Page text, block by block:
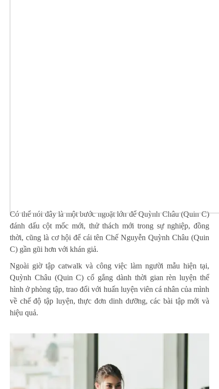
Có thể nói đây là một bước ngoặt lớn để Quỳnh Châu (Quin C)
đánh dấu cột mốc mới, thử thách mới trong sự nghiệp, đồng
thời, cũng là cơ hội để cái tên Chế Nguyễn Quỳnh Châu (Quin
C) gần gũi hơn với khán giả.
Ngoài giờ tập catwalk và công việc làm người mẫu hiện tại,
Quỳnh Châu (Quin C) cố gắng dành thời gian rèn luyện thể
hình ở phòng tập, trao đổi với huấn luyện viên cá nhân của mình
về chế độ tập luyện, thực đơn dinh dưỡng, các bài tập mới và
hiệu quả.